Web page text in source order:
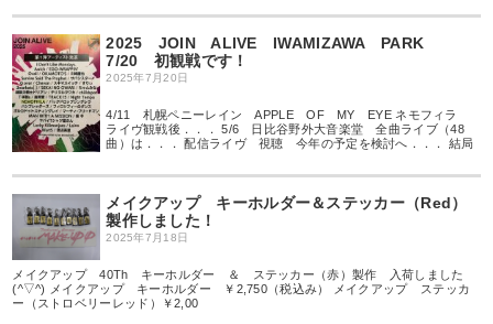
2025 JOIN ALIVE IWAMIZAWA PARK
7/20 初観戦です！
2025年7月20日
4/11 札幌ペニーレイン APPLE OF MY EYE ネモフィラ
ライヴ観戦後．．． 5/6 日比谷野外大音楽堂 全曲ライブ（48
曲）は．．． 配信ライヴ 視聴 今年の予定を検討へ．．． 結局
メイクアップ キーホルダー＆ステッカー（Red）
製作しました！
2025年7月18日
メイクアップ 40Th キーホルダー ＆ ステッカー（赤）製作 入荷しました
(^▽^) メイクアップ キーホルダー ￥2,750（税込み） メイクアップ ステッカ
ー（ストロベリーレッド）￥2,00